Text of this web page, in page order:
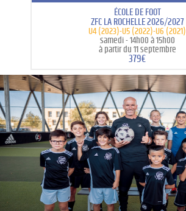
ÉCOLE DE FOOT
ZFC LA ROCHELLE 2026/2027
U4 (2023)-U5 (2022)-U6 (2021)
samedi - 14h00 à 15h00
à partir du 11 septembre
379€